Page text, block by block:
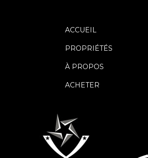
ACCUEIL
PROPRIÉTÉS
À PROPOS
ACHETER